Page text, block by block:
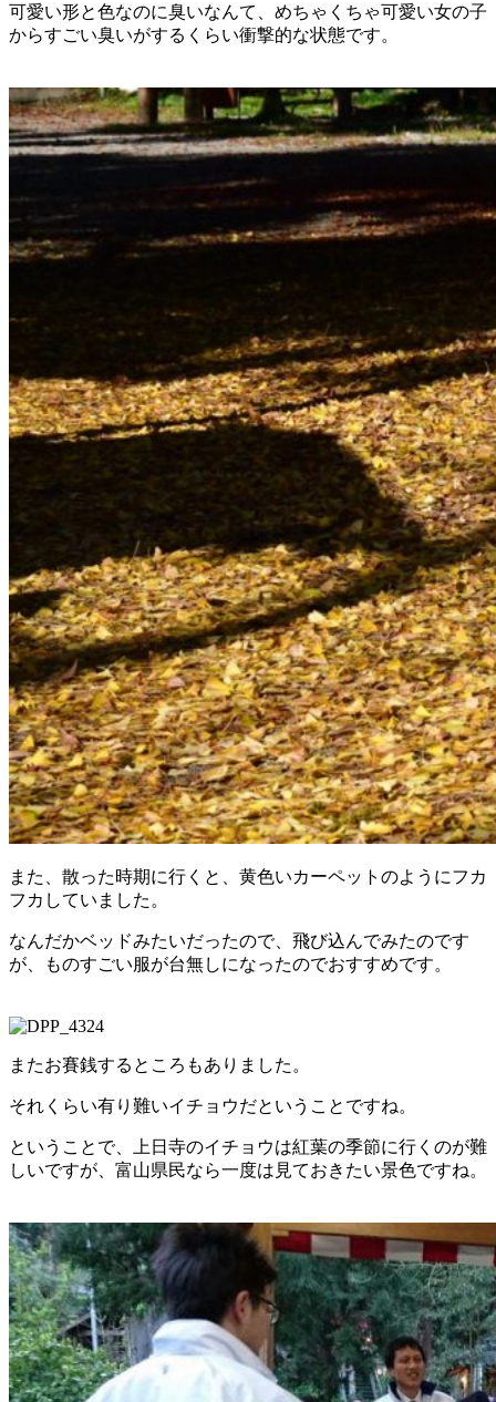
可愛い形と色なのに臭いなんて、めちゃくちゃ可愛い女の子
からすごい臭いがするくらい衝撃的な状態です。
また、散った時期に行くと、黄色いカーペットのようにフカ
フカしていました。
なんだかベッドみたいだったので、飛び込んでみたのです
が、ものすごい服が台無しになったのでおすすめです。
またお賽銭するところもありました。
それくらい有り難いイチョウだということですね。
ということで、上日寺のイチョウは紅葉の季節に行くのが難
しいですが、富山県民なら一度は見ておきたい景色ですね。